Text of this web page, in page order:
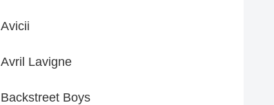
Avicii
Avril Lavigne
Backstreet Boys